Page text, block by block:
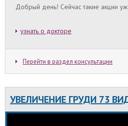
Добрый день! Сейчас такие акции
узнать о докторе
Перейти в раздел консультации
УВЕЛИЧЕНИЕ ГРУДИ 73